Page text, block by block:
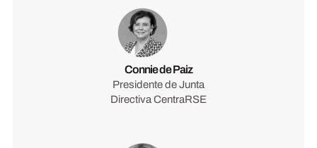
Connie de Paiz
Presidente de Junta
Directiva CentraRSE